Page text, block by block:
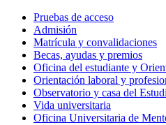
Pruebas de acceso
Admisión
Matrícula y convalidaciones
Becas, ayudas y premios
Oficina del estudiante y
Orientación laboral y
Observatorio y casa del
Vida universitaria
Oficina Universitaria de